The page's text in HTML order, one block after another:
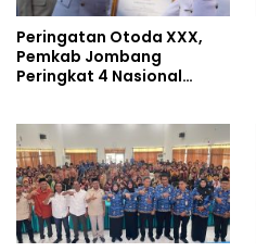
Peringatan Otoda XXX,
Pemkab Jombang
Peringkat 4 Nasional